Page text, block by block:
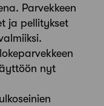
Parvekkeen
ja pellitykset
nyt